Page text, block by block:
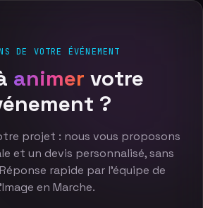
DE VOTRE ÉVÉNEMENT
animer votre
?
projet : nous vous proposons
et un devis personnalisé, sans
rapide par l'équipe de
en Marche.